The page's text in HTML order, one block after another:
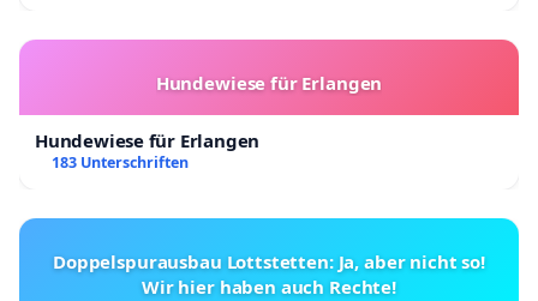
Hundewiese für Erlangen
Hundewiese für Erlangen
183 Unterschriften
Doppelspurausbau Lottstetten: Ja, aber nicht so!
Wir hier haben auch Rechte!